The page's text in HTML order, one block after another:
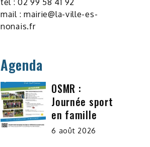
tel : 02 99 58 41 92
mail : mairie@la-ville-es-
nonais.fr
Agenda
OSMR :
Journée sport
en famille
6 août 2026